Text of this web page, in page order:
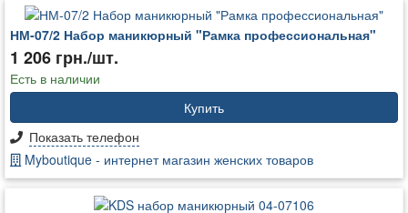
НМ-07/2 Набор маникюрный "Рамка профессиональная"
1 206 грн./шт.
Есть в наличии
Купить
Показать телефон
Myboutique - интернет магазин женских товаров